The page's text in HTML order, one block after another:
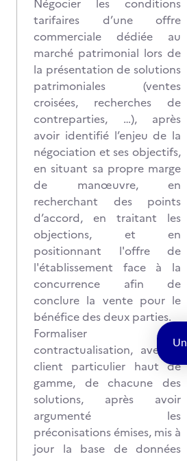
Négocier les conditions
tarifaires d’une offre
commerciale dédiée au
marché patrimonial lors de
la présentation de solutions
patrimoniales (ventes
croisées, recherches de
contreparties, …), après
avoir identifié l’enjeu de la
négociation et ses objectifs,
en situant sa propre marge
de manœuvre, en
recherchant des points
d’accord, en traitant les
objections, et en
positionnant l'offre de
l'établissement face à la
concurrence afin de
conclure la vente pour le
bénéfice des deux parties.
Formaliser la
contractualisation, avec le
client particulier haut de
gamme, de chacune des
solutions, après avoir
argumenté les
préconisations émises, mis à
jour la base de données